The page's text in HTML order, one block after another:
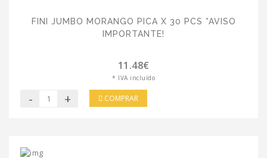
FINI JUMBO MORANGO PICA X 30 PCS *AVISO
IMPORTANTE!
11.48€
* IVA incluído
- + COMPRAR